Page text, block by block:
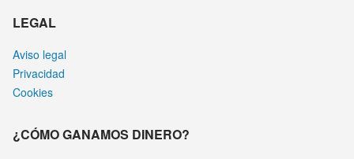
LEGAL
Aviso legal
Privacidad
Cookies
¿CÓMO GANAMOS DINERO?